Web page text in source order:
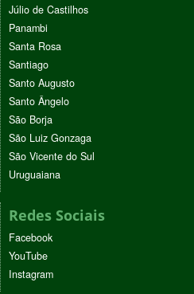
Júlio de Castilhos
Panambi
Santa Rosa
Santiago
Santo Augusto
Santo Ângelo
São Borja
São Luiz Gonzaga
São Vicente do Sul
Uruguaiana
Redes Sociais
Facebook
YouTube
Instagram